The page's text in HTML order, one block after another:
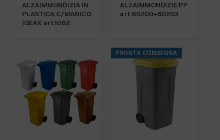
ALZAIMMONDIZIA IN
PLASTICA C/MANICO
IGEAX art.1082
ALZAIMMONDIZIE PP
art.80200+80203
PRONTA CONSEGNA